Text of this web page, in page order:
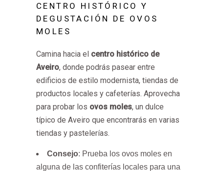
CENTRO HISTÓRICO Y
DEGUSTACIÓN DE OVOS
MOLES
Camina hacia el centro histórico de
Aveiro, donde podrás pasear entre
edificios de estilo modernista, tiendas de
productos locales y cafeterías. Aprovecha
para probar los ovos moles, un dulce
típico de Aveiro que encontrarás en varias
tiendas y pastelerías.
Consejo: Prueba los ovos moles en
alguna de las confiterías locales para una